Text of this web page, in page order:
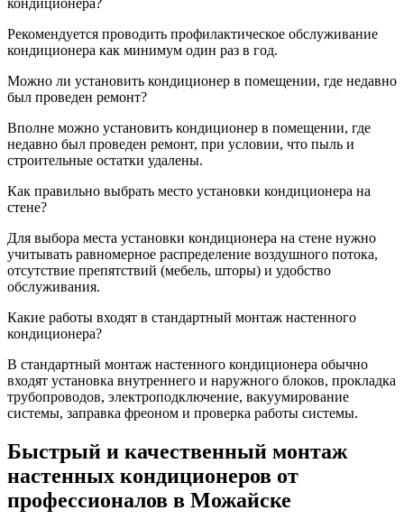
Рекомендуется проводить профилактическое обслуживание
кондиционера как минимум один раз в год.
Можно ли установить кондиционер в помещении, где недавно
был проведен ремонт?
Вполне можно установить кондиционер в помещении, где
недавно был проведен ремонт, при условии, что пыль и
строительные остатки удалены.
Как правильно выбрать место установки кондиционера на
стене?
Для выбора места установки кондиционера на стене нужно
учитывать равномерное распределение воздушного потока,
отсутствие препятствий (мебель, шторы) и удобство
обслуживания.
Какие работы входят в стандартный монтаж настенного
кондиционера?
В стандартный монтаж настенного кондиционера обычно
входят установка внутреннего и наружного блоков, прокладка
трубопроводов, электроподключение, вакуумирование
системы, заправка фреоном и проверка работы системы.
Быстрый и качественный монтаж
настенных кондиционеров от
профессионалов в Можайске